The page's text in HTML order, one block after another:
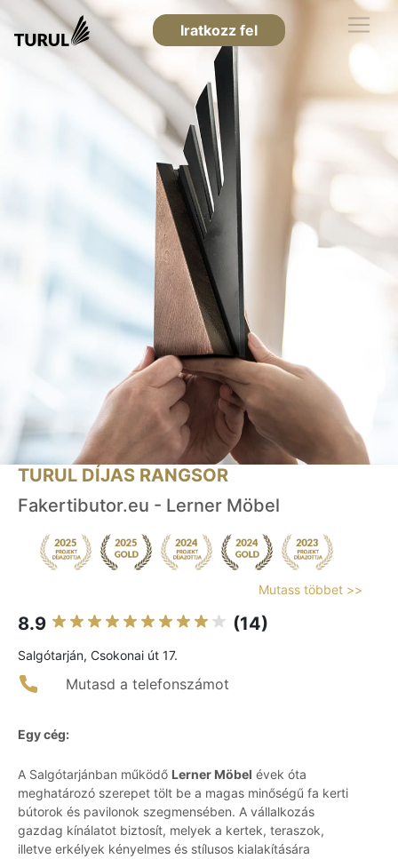
Iratkozz fel
TURUL DÍJAS RANGSOR
Fakertibutor.eu - Lerner Möbel
Mutass többet >>
8.9 (14)
Salgótarján, Csokonai út 17.
Mutasd a telefonszámot
Egy cég:
A Salgótarjánban működő Lerner Möbel évek óta
meghatározó szerepet tölt be a magas minőségű fa kerti
bútorok és pavilonok szegmensében. A vállalkozás
gazdag kínálatot biztosít, melyek a kertek, teraszok,
illetve erkélyek kényelmes és stílusos kialakítására